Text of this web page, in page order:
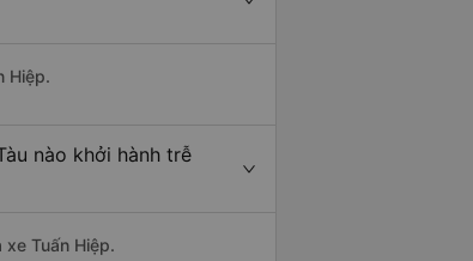
Hiệp.
nào khởi hành trễ
Tuấn Hiệp.